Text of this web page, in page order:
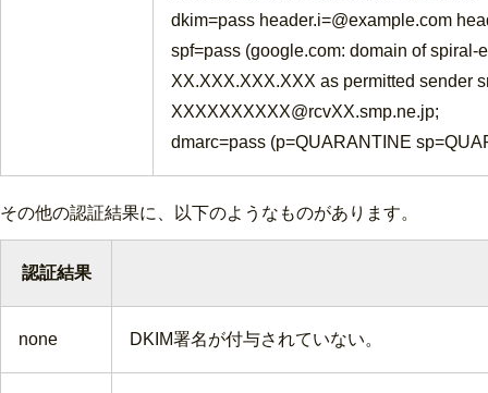
dkim=pass header.i=@example.com
spf=pass (google.com: domain of
XX.XXX.XXX.XXX as permitted sender
XXXXXXXXXX@rcvXX.smp.ne.jp;
dmarc=pass (p=QUARANTINE
その他の認証結果に、以下のようなものがあります。
認証結果
none DKIM署名が付与されていない。